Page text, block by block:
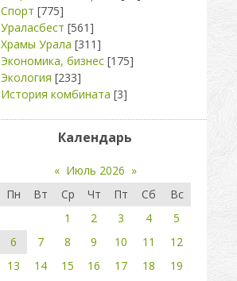
Спорт [775]
Ураласбест [561]
Храмы Урала [311]
Экономика, бизнес [175]
Экология [233]
История комбината [3]
Календарь
« Июль 2026 »
Пн
Вт Ср Чт Пт Сб
Вс
1
2 3 4
5
6
7 8 9 10 11
12
13
14 15 16 17 18
19